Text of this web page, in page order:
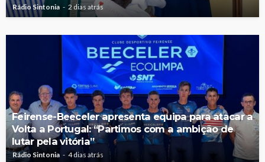
Rádio Sintonia 2 dias atrás
Feirense-Beeceler apresenta equipa para atacar a
Volta a Portugal: “Partimos com a ambição de
lutar pela vitória”
Rádio Sintonia 4 dias atrás